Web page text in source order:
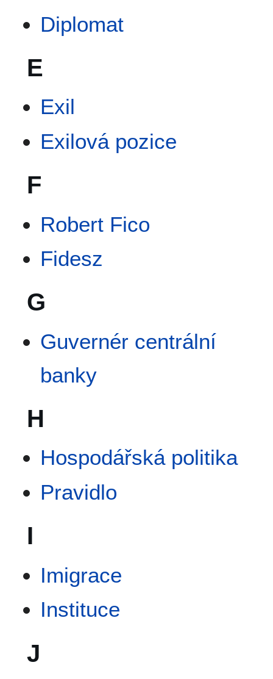
Diplomat
E
Exil
Exilová pozice
F
Robert Fico
Fidesz
G
Guvernér centrální
banky
H
Hospodářská politika
Pravidlo
I
Imigrace
Instituce
J